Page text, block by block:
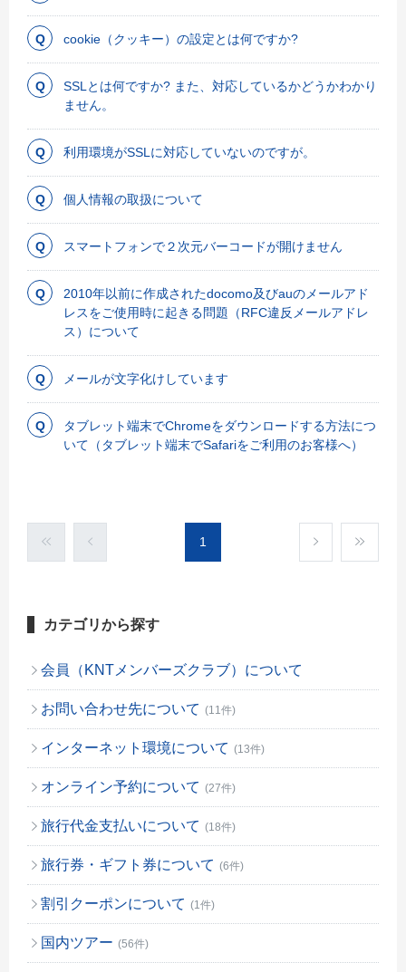
cookie（クッキー）の設定とは何ですか?
SSLとは何ですか? また、対応しているかどうかわかり
ません。
利用環境がSSLに対応していないのですが。
個人情報の取扱について
スマートフォンで２次元バーコードが開けません
2010年以前に作成されたdocomo及びauのメールアド
レスをご使用時に起きる問題（RFC違反メールアドレ
ス）について
メールが文字化けしています
タブレット端末でChromeをダウンロードする方法につ
いて（タブレット端末でSafariをご利用のお客様へ）
1
カテゴリから探す
会員（KNTメンバーズクラブ）について
お問い合わせ先について (11件)
インターネット環境について (13件)
オンライン予約について (27件)
旅行代金支払いについて (18件)
旅行券・ギフト券について (6件)
割引クーポンについて (1件)
国内ツアー (56件)